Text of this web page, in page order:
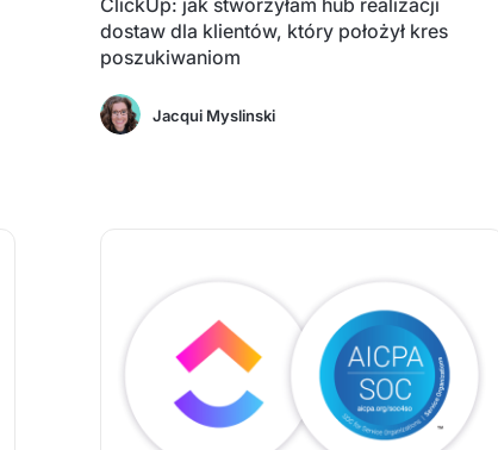
ClickUp: jak stworzyłam hub realizacji
dostaw dla klientów, który położył kres
poszukiwaniom
Jacqui Myslinski